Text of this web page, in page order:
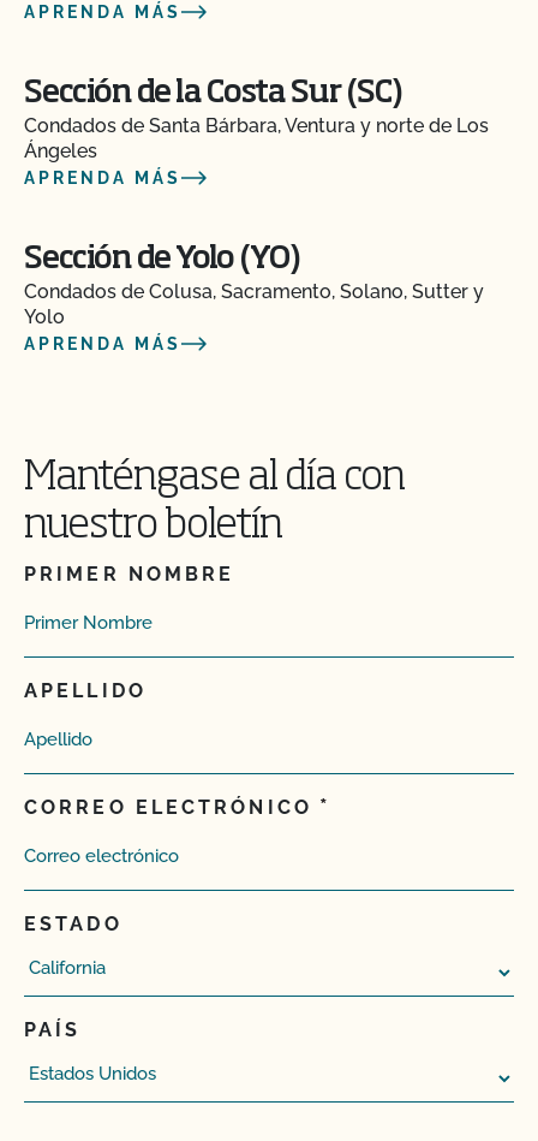
APRENDA MÁS
Sección de la Costa Sur (SC)
Condados de Santa Bárbara, Ventura y norte de Los
Ángeles
APRENDA MÁS
Sección de Yolo (YO)
Condados de Colusa, Sacramento, Solano, Sutter y
Yolo
APRENDA MÁS
Manténgase al día con
nuestro boletín
PRIMER NOMBRE
APELLIDO
CORREO ELECTRÓNICO
ESTADO
PAÍS